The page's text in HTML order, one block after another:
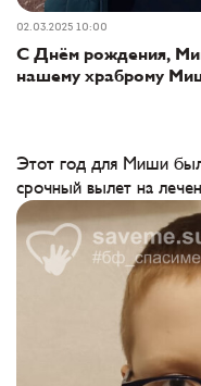
02.03.2025 10:00
С Днём рождения,
нашему храброму
Этот год для Миши
срочный вылет на